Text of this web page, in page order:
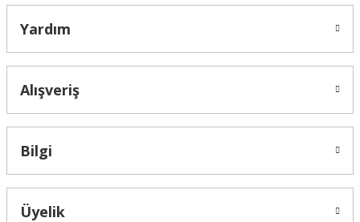
Yardım
Alışveriş
Bilgi
Üyelik